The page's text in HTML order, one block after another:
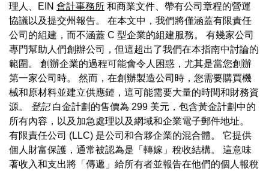
理人、EIN 會計事務所 和商業文件、帶有公司章程的營運
協議以及提交州報告。 在本文中，我們將僅涵蓋有限責任
公司的組建，而不涵蓋 C 型企業的組建服務。 有幾家公司
專門幫助人們創辦公司，但這超出了我們在本指南中討論的
範圍。 創辦企業的過程可能會令人困惑，尤其是當您創辦
第一家公司時。 然而，在創辦製造公司時，您需要購買機
械和原材料並建立供應鏈，這可能需要大量的時間和財務資
源。 登記白金計劃的售價為 299 美元，包含黃金計劃中的
所有內容，以及加急處理以及網域和企業電子郵件地址。
有限責任公司 (LLC) 是公司和合夥企業的混合體。 它提供
個人財富保護，通常被認為是「轉嫁」稅收結構。 這意味
著收入和支出將「傳遞」給所有者並報告在他們的個人報稅